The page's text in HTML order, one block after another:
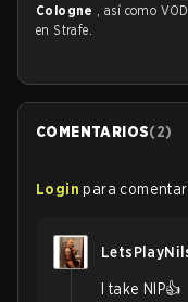
Cologne , así como
en Strafe.
COMENTARIOS(2)
Login para
I take NIP👍